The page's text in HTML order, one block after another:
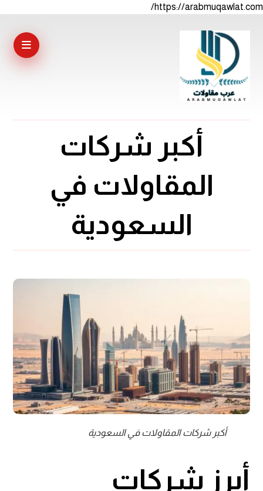
https://arabmuqawlat.com/
أكبر شركات
المقاولات في
السعودية
أكبر شركات المقاولات في السعودية
أبرز شركات